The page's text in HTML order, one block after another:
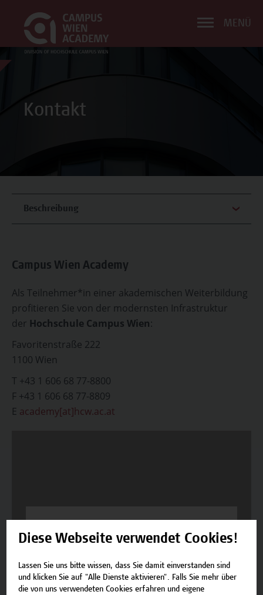
MENÜ
Kontakt
Beschreibung
Campus Wien Academy
Als Teilnehmer*in einer akademischen Weiterbildung
profitieren Sie von der modernsten Infrastruktur
der Hochschule Campus Wien:
Favoritenstraße 222
1100 Wien
T +43 1 606 68 77-8800
F +43 1 606 68 77-8809
E academy[at]hcw.ac.at
der Aktivierung Daten an Google übermittelt
Datenschutzbestimmung
Diese Webseite verwendet Cookies!
Lassen Sie uns bitte wissen, dass Sie damit einverstanden sind
und klicken Sie auf "Alle Dienste aktivieren". Falls Sie mehr über
die von uns verwendeten Cookies erfahren und eigene